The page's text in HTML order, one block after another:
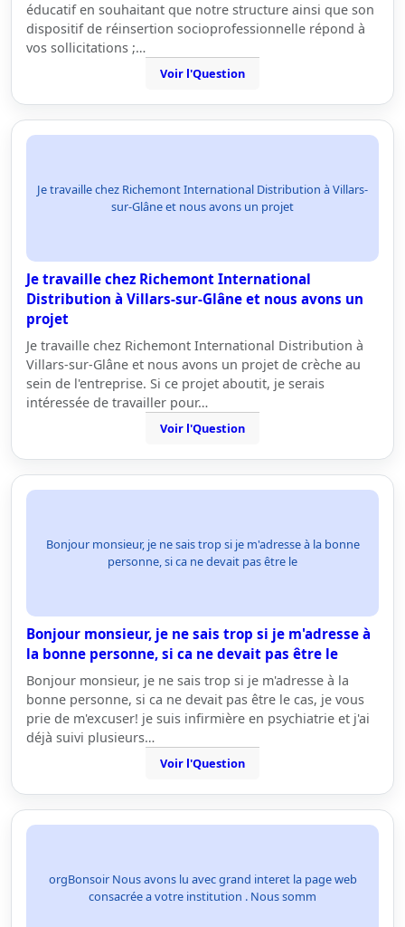
éducatif en souhaitant que notre structure ainsi que son
dispositif de réinsertion socioprofessionnelle répond à
vos sollicitations ;…
Voir l'Question
Je travaille chez Richemont International Distribution à Villars-
sur-Glâne et nous avons un projet
Je travaille chez Richemont International
Distribution à Villars-sur-Glâne et nous avons un
projet
Je travaille chez Richemont International Distribution à
Villars-sur-Glâne et nous avons un projet de crèche au
sein de l'entreprise. Si ce projet aboutit, je serais
intéressée de travailler pour…
Voir l'Question
Bonjour monsieur, je ne sais trop si je m'adresse à la bonne
personne, si ca ne devait pas être le
Bonjour monsieur, je ne sais trop si je m'adresse à
la bonne personne, si ca ne devait pas être le
Bonjour monsieur, je ne sais trop si je m'adresse à la
bonne personne, si ca ne devait pas être le cas, je vous
prie de m'excuser! je suis infirmière en psychiatrie et j'ai
déjà suivi plusieurs…
Voir l'Question
orgBonsoir Nous avons lu avec grand interet la page web
consacrée a votre institution . Nous somm